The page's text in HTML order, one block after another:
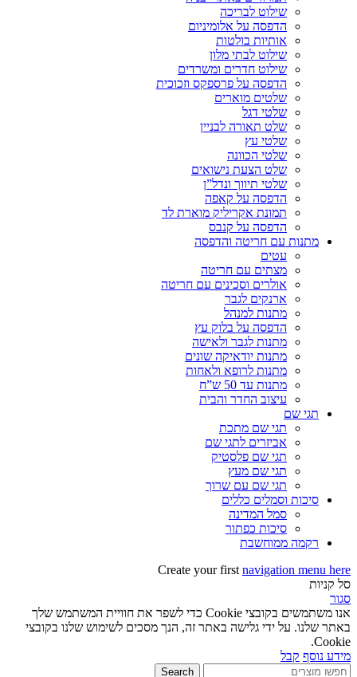
שילוט לבריכה
הדפסה על אלומיניום
אותיות בולטות
שילוט לבתי מלון
שילוט חדרים ומשרדים
הדפסה על פרספקס וזכוכית
שלטים מוארים
שלטי דגל
שלט תאורה לבניין
שלטי עץ
שלטי הכוונה
שלט הצעת נישואים
שלטי תיווך ונדל”ן
הדפסה על קאפה
תמונת אקריליק מוארת לד
הדפסה על קנבס
מתנות עם חריטה והדפסה
עטים
מצתים עם חריטה
אולרים וסכינים עם חריטה
ארנקים לגבר
מתנות למנהל
הדפסה על בלוק עץ
מתנות לגבר ולאישה
מתנות יודאיקה שונים
מתנות לרופא ולאחות
מתנות עד 50 ש”ח
עיצוב החדר והבית
תגי שם
תגי שם מתכת
אביזרים לתגי שם
תגי שם פלסטיק
תגי שם מעץ
תגי שם עם שרוך
סיכות וסמלים כללים
סמל המדינה
סיכות כפתור
רקמה ממוחשבת
Create your first navigation menu here
סל קניות
סגור
אנו משתמשים בקובצי Cookie כדי לשפר את חוויית המשתמש שלך
באתר שלנו. על ידי גלישה באתר זה, הנך מסכים לשימוש שלנו בקובצי
Cookie.
מידע נוסף קבל
Search